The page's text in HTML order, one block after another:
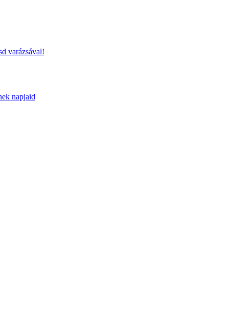
varázsával!
napjaid